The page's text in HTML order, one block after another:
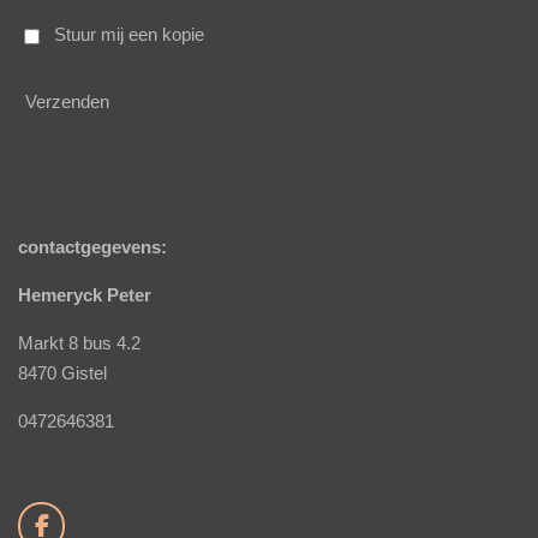
Stuur mij een kopie
Verzenden
contactgegevens:
Hemeryck Peter
Markt 8 bus 4.2
8470 Gistel
0472646381